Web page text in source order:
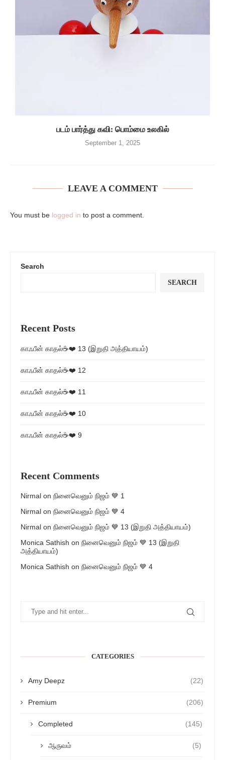
படம் பார்த்து கவி: பொம்மை உலகில்
September 1, 2025
LEAVE A COMMENT
You must be logged in to post a comment.
Search
SEARCH
Recent Posts
காஃபீன் காதல்☕❤️ 13 (இறுதி அத்தியாயம்)
காஃபீன் காதல்☕❤️ 12
காஃபீன் காதல்☕❤️ 11
காஃபீன் காதல்☕❤️ 10
காஃபீன் காதல்☕❤️ 9
Recent Comments
Nirmal on நினைவெனும் நிஜம் 💙 1
Nirmal on நினைவெனும் நிஜம் 💙 4
Nirmal on நினைவெனும் நிஜம் 💙 13 (இறுதி அத்தியாயம்)
Monica Sathish on நினைவெனும் நிஜம் 💙 13 (இறுதி
அத்தியாயம்)
Monica Sathish on நினைவெனும் நிஜம் 💙 4
CATEGORIES
Amy Deepz (22)
Premium (206)
Completed (145)
ஆருவம் (5)